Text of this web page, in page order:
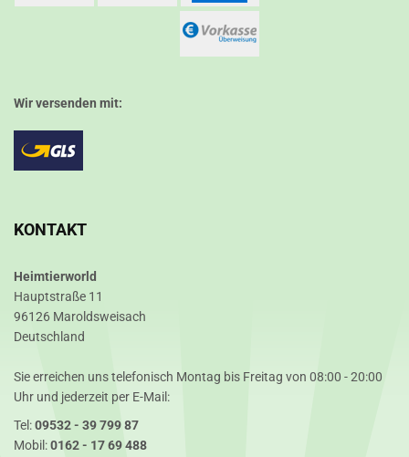
Wir versenden mit:
KONTAKT
Heimtierworld
Hauptstraße 11
96126 Maroldsweisach
Deutschland
Sie erreichen uns telefonisch Montag bis Freitag von 08:00 - 20:00
Uhr und jederzeit per E-Mail:
Tel:09532 - 39 799 87
Mobil:0162 - 17 69 488